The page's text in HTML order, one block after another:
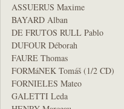
ASSUERUS Maxime
BAYARD Alban
DE FRUTOS RULL Pablo
DUFOUR Déborah
FAURE Thomas
FORMáNEK Tomáš (1/2 CD)
FORNIELES Mateo
GALETTI Leda